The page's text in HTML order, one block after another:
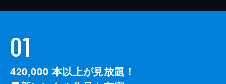
01
420,000 本以上が見放題！